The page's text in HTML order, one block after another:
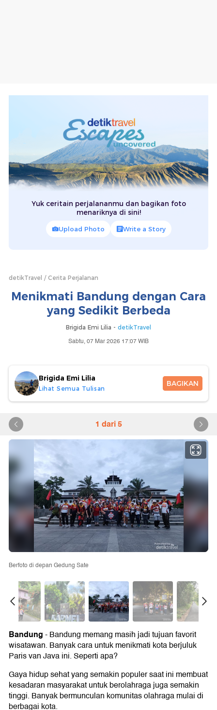
Yuk ceritain perjalananmu dan bagikan foto
menariknya di sini!
Upload Photo Write a Story
detikTravel Cerita Perjalanan
Menikmati Bandung dengan Cara
yang Sedikit Berbeda
Brigida Emi Lilia - detikTravel
Sabtu, 07 Mar 2026 17:07 WIB
Brigida Emi Lilia
Lihat Semua Tulisan
BAGIKAN
1 dari 5
Berfoto di depan Gedung Sate
Bandung- Bandung memang masih jadi tujuan favorit
wisatawan. Banyak cara untuk menikmati kota berjuluk
Paris van Java ini. Seperti apa?
Gaya hidup sehat yang semakin populer saat ini membuat
kesadaran masyarakat untuk berolahraga juga semakin
tinggi. Banyak bermunculan komunitas olahraga mulai di
berbagai kota.